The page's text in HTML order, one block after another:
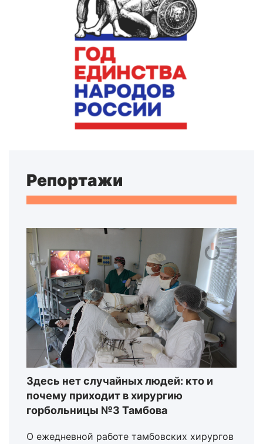
Репортажи
Здесь нет случайных людей: кто и
почему приходит в хирургию
горбольницы №3 Тамбова
О ежедневной работе тамбовских хирургов